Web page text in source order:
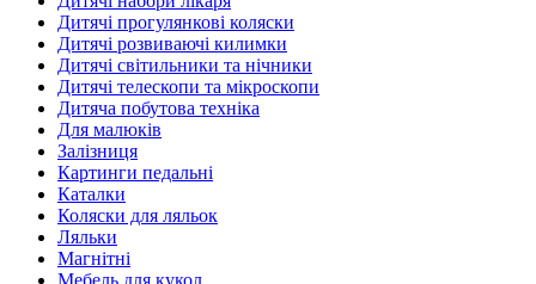
Дитячі прогулянкові коляски
Дитячі розвиваючі килимки
Дитячі світильники та нічники
Дитячі телескопи та мікроскопи
Дитяча побутова техніка
Для малюків
Залізниця
Картинги педальні
Каталки
Коляски для ляльок
Ляльки
Магнітні
Мебель для кукол